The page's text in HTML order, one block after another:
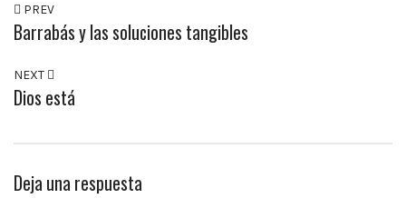
PREV
Barrabás y las soluciones tangibles
NEXT
Dios está
Deja una respuesta